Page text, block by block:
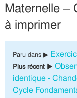
Maternelle –
à imprimer
Paru dans ▶
Plus récent ▶
identique -
Cycle